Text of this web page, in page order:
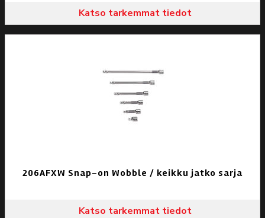
Katso tarkemmat tiedot
206AFXW Snap-on Wobble / keikku jatko sarja
Katso tarkemmat tiedot